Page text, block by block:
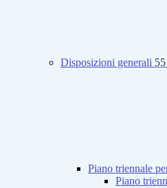
Disposizioni generali 55
Piano triennale
Piano